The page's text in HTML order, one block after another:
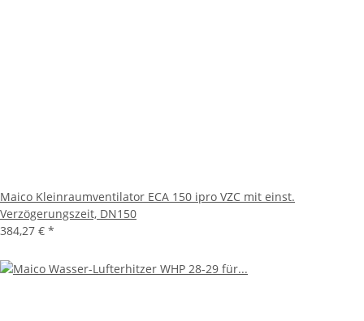
Maico Kleinraumventilator ECA 150 ipro VZC mit einst.
Verzögerungszeit, DN150
384,27 € *